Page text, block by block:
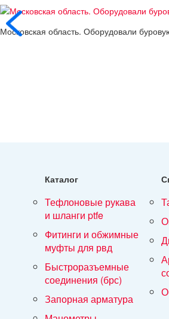
Московская область. Оборудовали
Каталог
тефлоновые рукава
и шланги ptfe
фитинги и обжимные
муфты для рвд
быстроразъемные
соединения (брс)
запорная арматура
артикулы